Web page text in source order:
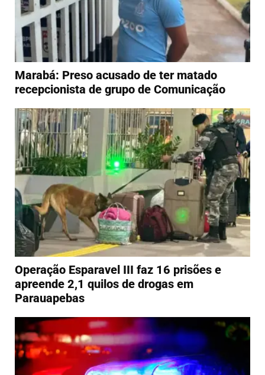
Marabá: Preso acusado de ter matado
recepcionista de grupo de Comunicação
Operação Esparavel III faz 16 prisões e
apreende 2,1 quilos de drogas em
Parauapebas